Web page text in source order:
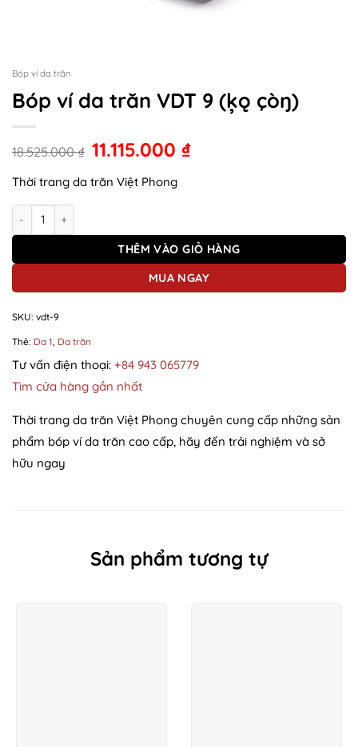
Bóp ví da trăn
Bóp ví da trăn VDT 9 (ķǫ çòŋ)
18.525.000₫ 11.115.000 ₫
Thời trang da trăn Việt Phong
Bóp ví da trăn VDT 9 (ķǫ çòŋ) số lượng
THÊM VÀO GIỎ HÀNG
MUA NGAY
SKU: vdt-9
Thẻ: Da 1, Da trăn
Tư vấn điện thoại: +84 943 065779
Tìm cửa hàng gần nhất
Thời trang da trăn Việt Phong chuyên cung cấp những sản
phẩm bóp ví da trăn cao cấp, hãy đến trải nghiệm và sở
hữu ngay
Sản phẩm tương tự